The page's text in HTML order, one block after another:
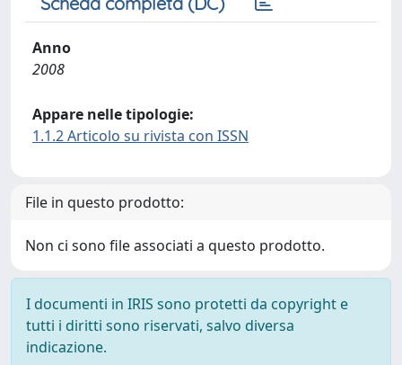
Anno
2008
Appare nelle tipologie:
1.1.2 Articolo su rivista con ISSN
File in questo prodotto:
Non ci sono file associati a questo prodotto.
I documenti in IRIS sono protetti da copyright e
tutti i diritti sono riservati, salvo diversa
indicazione.